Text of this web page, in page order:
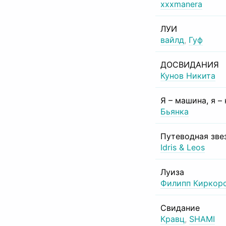
xxxmanera
ЛУИ
вайлд, Гуф
ДОСВИДАНИЯ
Кунов Никита
Я – машина, я –
Бьянка
Путеводная
Idris & Leos
Луиза
Филипп
Свидание
Кравц, SHAMI